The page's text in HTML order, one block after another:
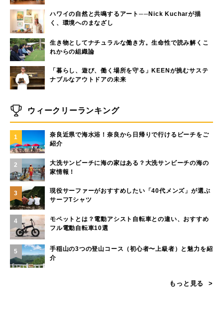
ハワイの自然と共鳴するアート──Nick Kucharが描
く、環境へのまなざし
生き物としてナチュラルな働き方。生命性で読み解くこ
れからの組織論
「暮らし、遊び、働く場所を守る」KEENが挑むサステ
ナブルなアウトドアの未来
ウィークリーランキング
1
奈良近県で海水浴！奈良から日帰りで行けるビーチをご
紹介
2
大洗サンビーチに海の家はある？大洗サンビーチの海の
家情報！
3
現役サーファーがおすすめしたい「40代メンズ」が選ぶ
サーフTシャツ
4
モペットとは？電動アシスト自転車との違い、おすすめ
フル電動自転車10選
5
手稲山の3つの登山コース（初心者〜上級者）と魅力を紹
介
もっと見る